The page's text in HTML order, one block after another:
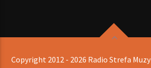
Copyright 2012 - 2026 Radio Strefa Muzy